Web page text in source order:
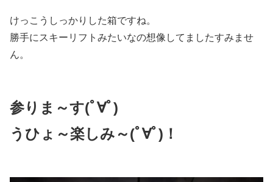
けっこうしっかりした箱ですね。
勝手にスキーリフトみたいなの想像してましたすみませ
ん。
参りま～す(ﾟ∀ﾟ)
うひょ～楽しみ～(ﾟ∀ﾟ)！